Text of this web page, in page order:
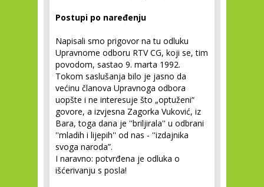
Postupi po naređenju
Napisali smo prigovor na tu odluku
Upravnome odboru RTV CG, koji se, tim
povodom, sastao 9. marta 1992.
Tokom saslušanja bilo je jasno da
većinu članova Upravnoga odbora
uopšte i ne interesuje što „optuženi“
govore, a izvjesna Zagorka Vuković, iz
Bara, toga dana je ''briljirala'' u odbrani
''mladih i lijepih'' od nas - ''izdajnika
svoga naroda”.
I naravno: potvrđena je odluka o
išćerivanju s posla!